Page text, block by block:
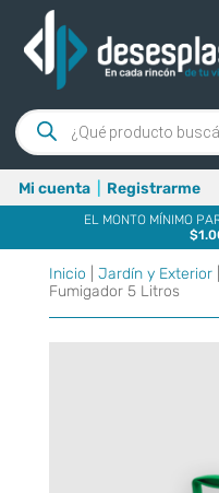
Búsqueda
de
productos
Mi cuenta Registrarme
EL MONTO MÍNIMO
Inicio Jardín y Exterior|
Fumigador 5 Litros